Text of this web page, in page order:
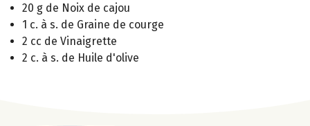
20 g de Noix de cajou
1 c. à s. de Graine de courge
2 cc de Vinaigrette
2 c. à s. de Huile d'olive